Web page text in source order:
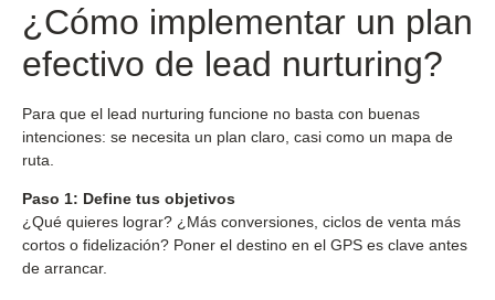
¿Cómo implementar un plan
efectivo de lead nurturing?
Para que el lead nurturing funcione no basta con buenas
intenciones: se necesita un plan claro, casi como un mapa de
ruta.
Paso 1: Define tus objetivos
¿Qué quieres lograr? ¿Más conversiones, ciclos de venta más
cortos o fidelización? Poner el destino en el GPS es clave antes
de arrancar.